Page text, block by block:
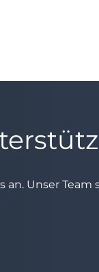
an. Unser